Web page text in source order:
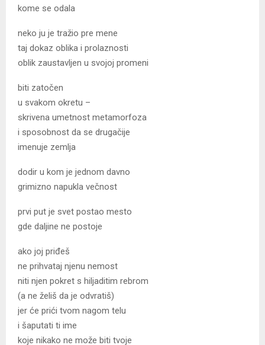
kome se odala
neko ju je tražio pre mene
taj dokaz oblika i prolaznosti
oblik zaustavljen u svojoj promeni
biti zatočen
u svakom okretu –
skrivena umetnost metamorfoza
i sposobnost da se drugačije
imenuje zemlja
dodir u kom je jednom davno
grimizno napukla večnost
prvi put je svet postao mesto
gde daljine ne postoje
ako joj priđeš
ne prihvataj njenu nemost
niti njen pokret s hiljaditim rebrom
(a ne želiš da je odvratiš)
jer će prići tvom nagom telu
i šaputati ti ime
koje nikako ne može biti tvoje